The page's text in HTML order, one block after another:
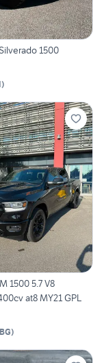
1500
)
1500 5.7 V8
at8 MY21 GPL
BG)